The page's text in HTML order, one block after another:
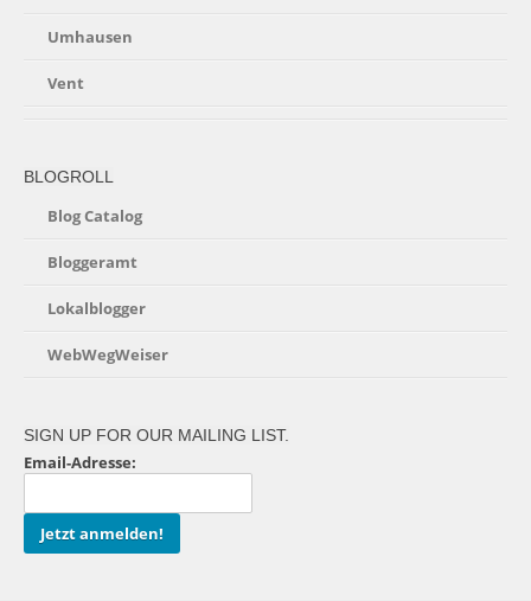
Umhausen
Vent
BLOGROLL
Blog Catalog
Bloggeramt
Lokalblogger
WebWegWeiser
SIGN UP FOR OUR MAILING LIST.
Email-Adresse: